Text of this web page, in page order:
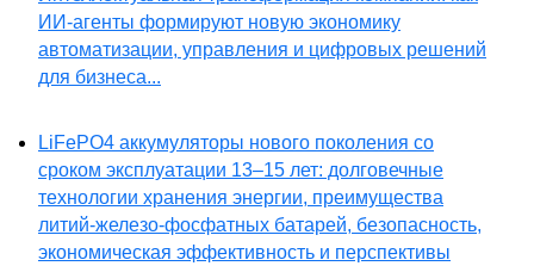
ИИ-агенты формируют новую экономику
автоматизации, управления и цифровых решений
для бизнеса...
LiFePO4 аккумуляторы нового поколения со
сроком эксплуатации 13–15 лет: долговечные
технологии хранения энергии, преимущества
литий-железо-фосфатных батарей, безопасность,
экономическая эффективность и перспективы